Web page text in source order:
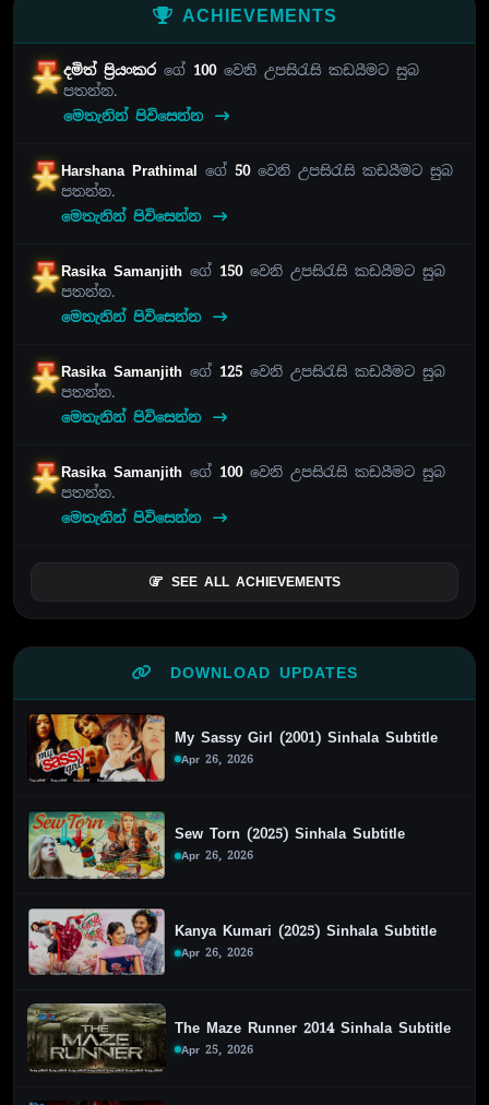
ACHIEVEMENTS
දමිත් ප්‍රියංකරගේ 100වෙනි උපසිරැසි කඩයීමට සුබ
පතන්න.
මෙතැනින් පිවිසෙන්න
Harshana Prathimal ගේ 50වෙනි උපසිරැසි කඩයීමට සුබ
පතන්න.
මෙතැනින් පිවිසෙන්න
Rasika Samanjithගේ 150වෙනි උපසිරැසි කඩයීමට සුබ
පතන්න.
මෙතැනින් පිවිසෙන්න
Rasika Samanjithගේ 125 වෙනි උපසිරැසි කඩයීමට සුබ
පතන්න.
මෙතැනින් පිවිසෙන්න
Rasika Samanjithගේ 100වෙනි උපසිරැසි කඩයීමට සුබ
පතන්න.
මෙතැනින් පිවිසෙන්න
SEE ALL ACHIEVEMENTS
DOWNLOAD UPDATES
My Sassy Girl (2001) Sinhala Subtitle
Apr 26, 2026
Sew Torn (2025) Sinhala Subtitle
Apr 26, 2026
Kanya Kumari (2025) Sinhala Subtitle
Apr 26, 2026
The Maze Runner 2014 Sinhala Subtitle
Apr 25, 2026